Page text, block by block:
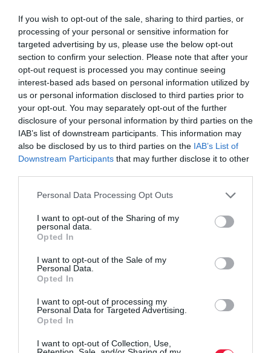
If you wish to opt-out of the sale, sharing to third parties, or
processing of your personal or sensitive information for
targeted advertising by us, please use the below opt-out
section to confirm your selection. Please note that after your
opt-out request is processed you may continue seeing
interest-based ads based on personal information utilized by
us or personal information disclosed to third parties prior to
your opt-out. You may separately opt-out of the further
disclosure of your personal information by third parties on the
IAB’s list of downstream participants. This information may
also be disclosed by us to third parties on the IAB’s List of
Downstream Participants that may further disclose it to other
Please note that this website/app uses one or more Google
not limited to your visit or usage behaviour. You may click to
grant or deny consent to Google and its third-party tags to
use your data for below specified purposes in below Google
consent section.
Personal Data Processing Opt Outs
I want to opt-out of the Sharing of my
personal data.
Opted In
I want to opt-out of the Sale of my
Personal Data.
Opted In
I want to opt-out of processing my
Personal Data for Targeted Advertising.
Opted In
I want to opt-out of Collection, Use,
található a belvárostól, de ilyen terasz-élményt és környezetet
biztosan nem találunk a zsúfolt városban.
Fotó: Botanica
életmód gasztronómia